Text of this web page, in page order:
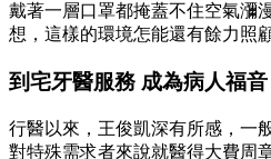
戴著一層口罩都掩蓋不住空氣瀰
想，這樣的環境怎能還有餘力照
到宅牙醫服務 成為病人福音
行醫以來，王俊凱深有所感，一
對特殊需求者來說就醫得大費周